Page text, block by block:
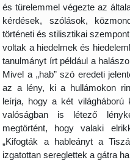
és türelemmel végezte az
kérdések, szólások,
történeti és stilisztikai
voltak a hiedelmek és
tanulmányt írt például a
Mivel a „hab” szó eredeti
az a lény, ki a hullámokon
leírja, hogy a két világháború
valóságban is létező
megtörtént, hogy valaki
„Kifogták a hableányt a
izgatottan sereglettek a gátra